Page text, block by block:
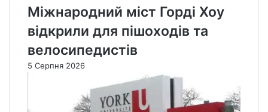
Міжнародний міст Горді Хоу
відкрили для пішоходів та
велосипедистів
5 Серпня 2026